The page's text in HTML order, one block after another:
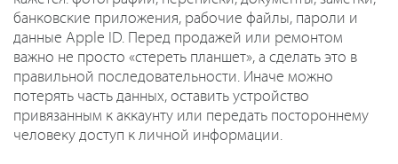
банковские приложения, рабочие файлы, пароли и
данные Apple ID. Перед продажей или ремонтом
важно не просто «стереть планшет», а сделать это в
правильной последовательности. Иначе можно
потерять часть данных, оставить устройство
привязанным к аккаунту или передать постороннему
человеку доступ к личной информации.